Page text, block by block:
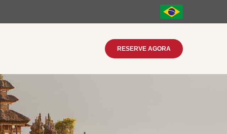
RESERVE AGORA